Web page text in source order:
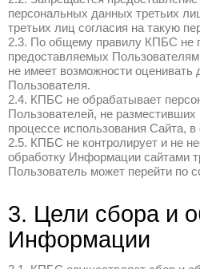
2. Состав
которую
и
2.1. КПБС собирает и
2.1.1. Персональные
о себе